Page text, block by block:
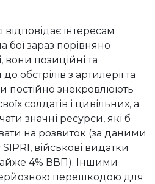
інтересам
бої зараз порівняно
вони позиційні та
обстрілів з артилерії та
постійно знекровлюють
солдатів і цивільних, а
значні ресурси, які б
на розвиток (за даними
військові видатки
4% ВВП). Іншими
перешкодою для